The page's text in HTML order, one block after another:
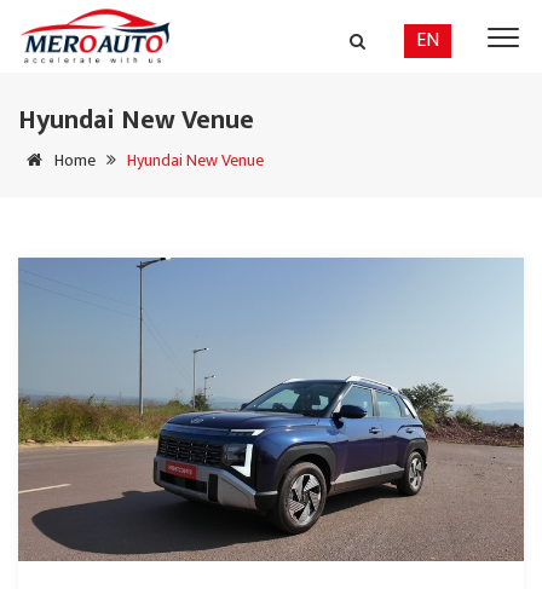
EN
Hyundai New Venue
Home Hyundai New Venue